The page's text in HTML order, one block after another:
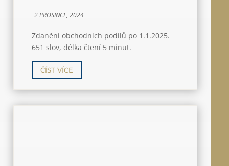
2 PROSINCE, 2024
Zdanění obchodních podílů po 1.1.2025.
651 slov, délka čtení 5 minut.
ČÍST VÍCE